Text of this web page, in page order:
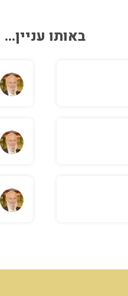
באותו עניין...